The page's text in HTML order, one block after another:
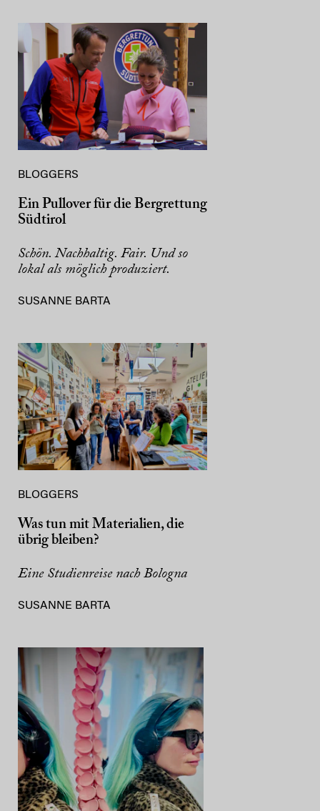
BLOGGERS
Ein Pullover für die Bergrettung
Südtirol
Schön. Nachhaltig. Fair. Und so
lokal als möglich produziert.
SUSANNE BARTA
BLOGGERS
Was tun mit Materialien, die
übrig bleiben?
Eine Studienreise nach Bologna
SUSANNE BARTA